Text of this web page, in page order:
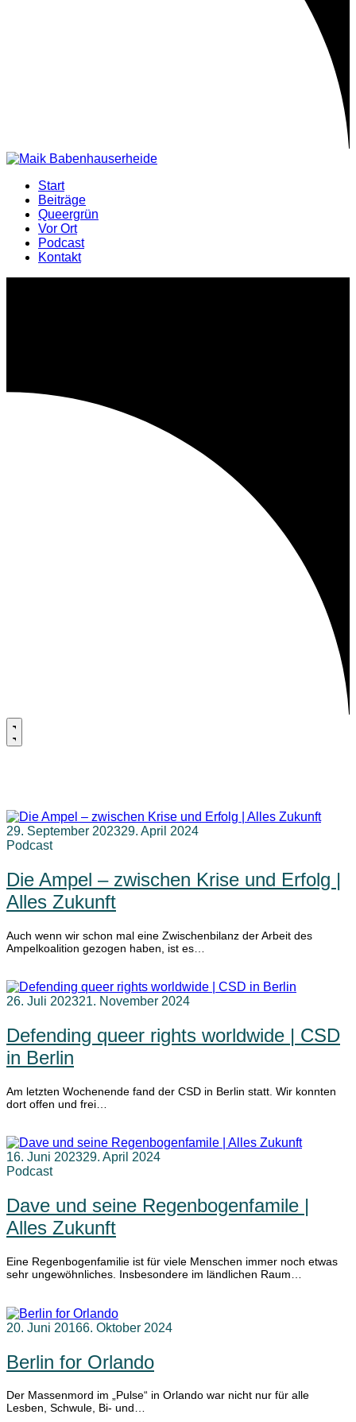
Start
Beiträge
Queergrün
Vor Ort
Podcast
Kontakt
29. September 202329. April 2024
Podcast
Die Ampel – zwischen Krise und Erfolg |
Alles Zukunft
Auch wenn wir schon mal eine Zwischenbilanz der Arbeit des
Ampelkoalition gezogen haben, ist es…
26. Juli 202321. November 2024
Defending queer rights worldwide | CSD
in Berlin
Am letzten Wochenende fand der CSD in Berlin statt. Wir konnten
dort offen und frei…
16. Juni 202329. April 2024
Podcast
Dave und seine Regenbogenfamile |
Alles Zukunft
Eine Regenbogenfamilie ist für viele Menschen immer noch etwas
sehr ungewöhnliches. Insbesondere im ländlichen Raum…
20. Juni 20166. Oktober 2024
Berlin for Orlando
Der Massenmord im „Pulse“ in Orlando war nicht nur für alle
Lesben, Schwule, Bi- und…